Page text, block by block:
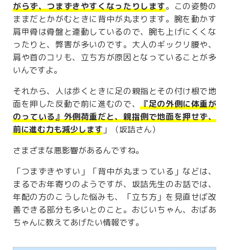
がらず、つまずきやすくなったりします。この姿勢の
ままだとかがむときに背中が丸まります。腕を動かす
肩甲骨は骨盤と連動しているので、腕も上げにくくな
ったりと、弊害が多いのです。大人のギックリ腰や、
肩や首のコリも、立ち方が原因となっていることが多
いんですよ。
それから、人は歩くときに足の親指とその付け根で地
面を押した反動で前に進むので、『足の外側に体重が
のっている』外側荷重だと、親指側で地面を押せず、
前に進む力も減少します 」（坂詰さん）
さまざまな悪影響があるんですね。
「つまずきやすい」「背中が丸まっている」などは、
まるでお年寄りのようですが、坂詰先生のお話では、
年配の方のこうした悩みも、「立ち方」を見直せば改
善できる部分も多いとのこと。おじいちゃん、おばあ
ちゃんに教えてあげたい情報です。